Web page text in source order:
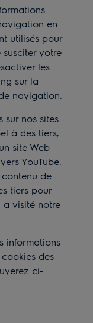
en
utilisés pour
votre
les
sur la
navigation.
sur nos sites
à des tiers,
site Web
YouTube.
de
tiers pour
visité notre
informations
des
ci-